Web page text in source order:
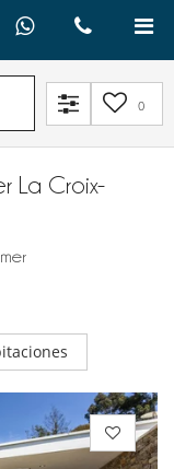
0
La Croix-